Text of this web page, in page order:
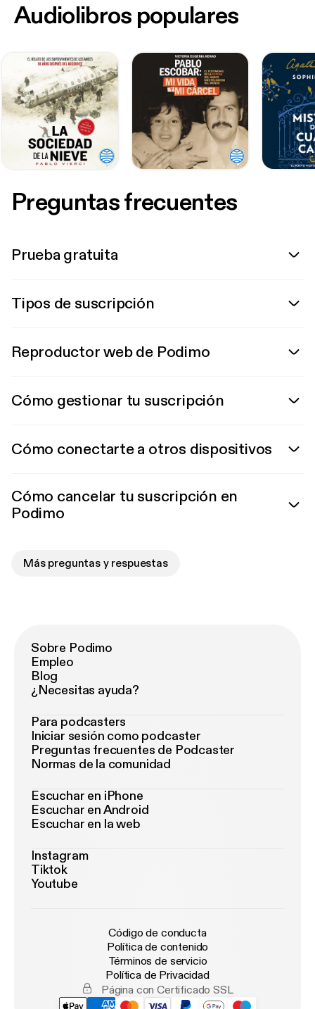
Audiolibros populares
Preguntas frecuentes
Prueba gratuita
Tipos de suscripción
Reproductor web de Podimo
Cómo gestionar tu suscripción
Cómo conectarte a otros dispositivos
Cómo cancelar tu suscripción en
Podimo
Más preguntas y respuestas
Sobre Podimo
Empleo
Blog
¿Necesitas ayuda?
Para podcasters
Iniciar sesión como podcaster
Preguntas frecuentes de Podcaster
Normas de la comunidad
Escuchar en iPhone
Escuchar en Android
Escuchar en la web
Instagram
Tiktok
Youtube
Código de conducta
Política de contenido
Términos de servicio
Política de Privacidad
Página con Certificado SSL